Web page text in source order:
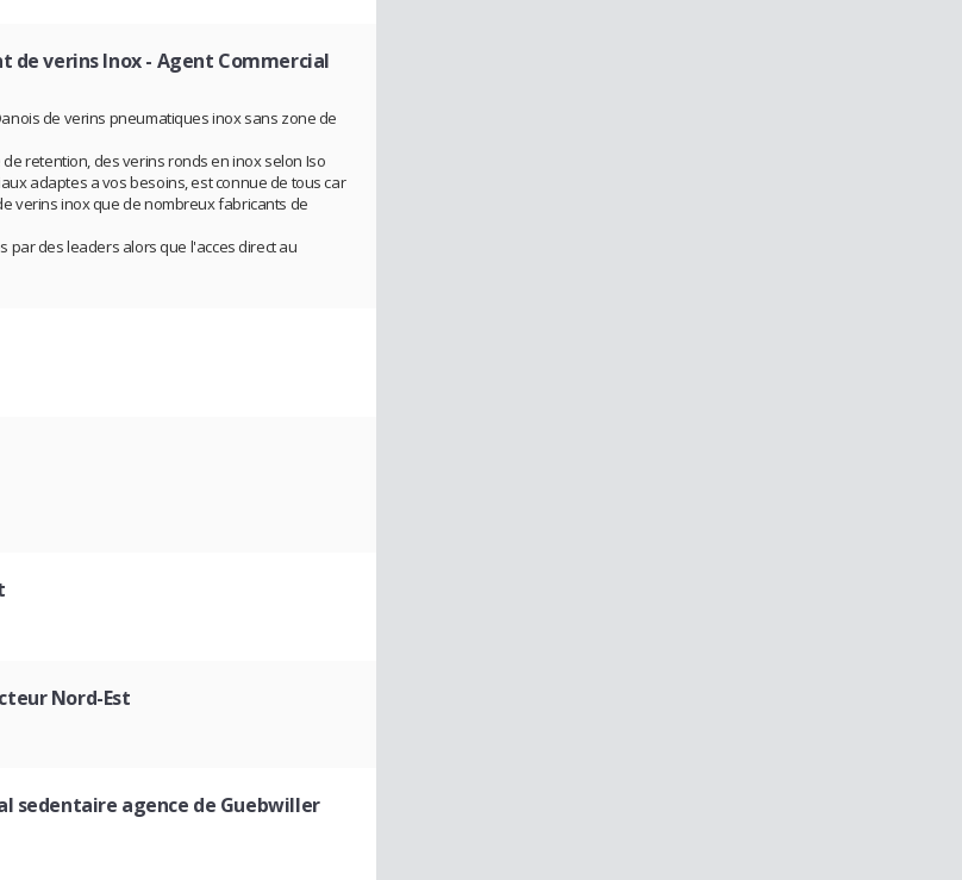
de verins Inox- Agent Commercial
de verins pneumatiques inox sans zone de
retention, des verins ronds en inox selon Iso
adaptes a vos besoins, est connue de tous car
verins inox que de nombreux fabricants de
des leaders alors que l'acces direct au
Nord-Est
sedentaire agence de Guebwiller